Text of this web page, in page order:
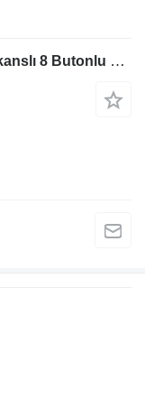
起重机 的 驾驶员控制单元 Radyo Frekanslı 8 Butonlu Endüstriyel El Kumandası: